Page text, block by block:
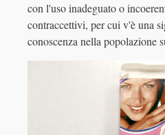
con l'uso inadeguato o
contraccettivi, per cui v'è una
conoscenza nella popolazione